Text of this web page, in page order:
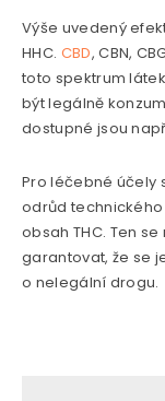
Výše uvedený
HHC. CBD, CBN,
toto spektrum
být legálně
dostupné jsou
Pro léčebné účely
odrůd
obsah THC. Ten
garantovat, že se
o nelegální drogu.